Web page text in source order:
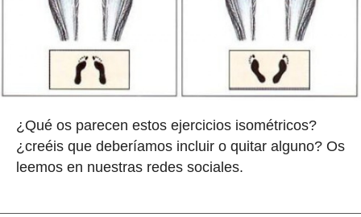
¿Qué os parecen estos ejercicios isométricos?
¿creéis que deberíamos incluir o quitar alguno? Os
leemos en nuestras redes sociales.